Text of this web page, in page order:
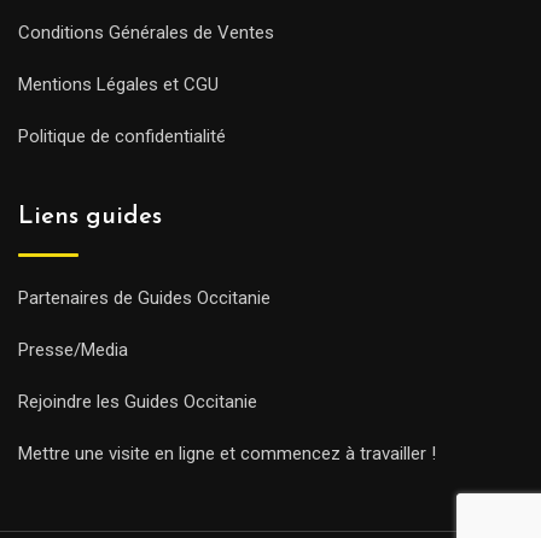
Conditions Générales de Ventes
Mentions Légales et CGU
Politique de confidentialité
Liens guides
Partenaires de Guides Occitanie
Presse/Media
Rejoindre les Guides Occitanie
Mettre une visite en ligne et commencez à travailler !